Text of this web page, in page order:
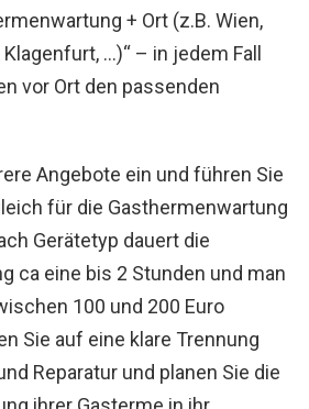
+ Ort (z.B. Wien,
Klagenfurt, …)“ – in jedem Fall
vor Ort den passenden
Angebote ein und führen Sie
für die Gasthermenwartung
Gerätetyp dauert die
ca eine bis 2 Stunden und man
100 und 200 Euro
Sie auf eine klare Trennung
Reparatur und planen Sie die